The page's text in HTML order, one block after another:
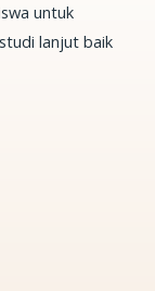
untuk
lanjut baik